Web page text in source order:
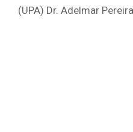
(UPA) Dr. Adelmar